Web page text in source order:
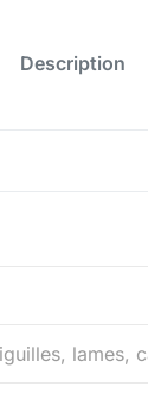
Description
lames,